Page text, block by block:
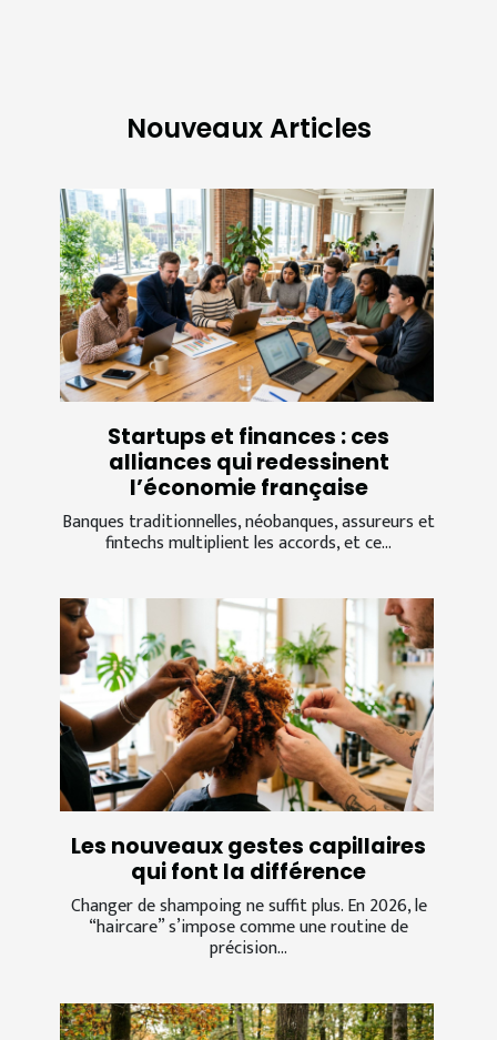
Nouveaux Articles
Startups et finances : ces
alliances qui redessinent
l’économie française
Banques traditionnelles, néobanques, assureurs et
fintechs multiplient les accords, et ce...
Les nouveaux gestes capillaires
qui font la différence
Changer de shampoing ne suffit plus. En 2026, le
“haircare” s’impose comme une routine de
précision...